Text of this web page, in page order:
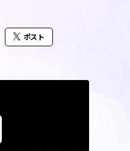
ポスト